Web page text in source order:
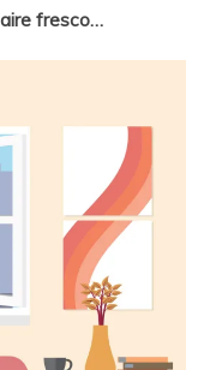
fresco…